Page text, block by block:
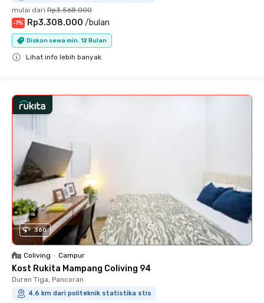
mulai dari Rp3.568.000
-7% Rp3.308.000 /bulan
Diskon sewa min. 12 Bulan
Lihat info lebih banyak
360
Coliving • Campur
Kost Rukita Mampang Coliving 94
Duren Tiga, Pancoran
4.6 km dari politeknik statistika stis